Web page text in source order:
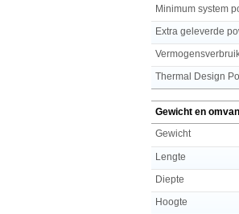
Minimum system
Extra geleverde
Thermal Design
Gewicht en
Gewicht
Lengte
Diepte
Hoogte